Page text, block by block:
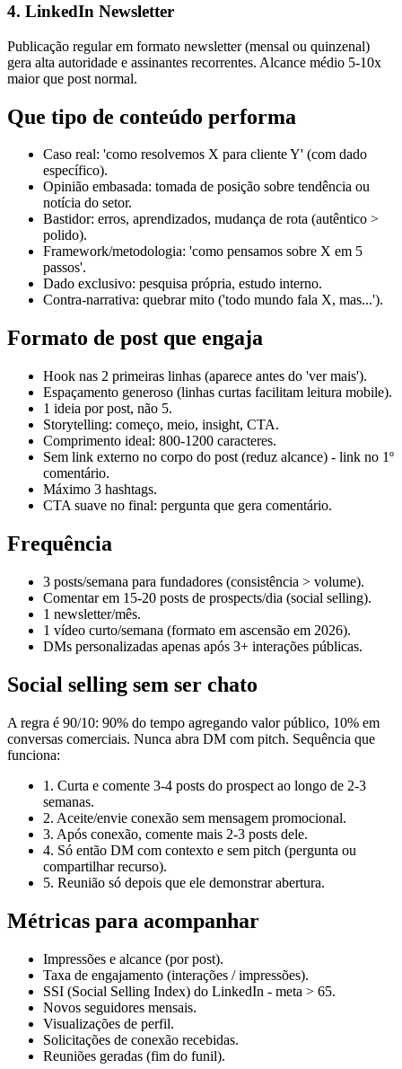
4. LinkedIn Newsletter
Publicação regular em formato newsletter (mensal ou quinzenal)
gera alta autoridade e assinantes recorrentes. Alcance médio 5-10x
maior que post normal.
Que tipo de conteúdo performa
Caso real: 'como resolvemos X para cliente Y' (com dado
específico).
Opinião embasada: tomada de posição sobre tendência ou
notícia do setor.
Bastidor: erros, aprendizados, mudança de rota (autêntico >
polido).
Framework/metodologia: 'como pensamos sobre X em 5
passos'.
Dado exclusivo: pesquisa própria, estudo interno.
Contra-narrativa: quebrar mito ('todo mundo fala X, mas...').
Formato de post que engaja
Hook nas 2 primeiras linhas (aparece antes do 'ver mais').
Espaçamento generoso (linhas curtas facilitam leitura mobile).
1 ideia por post, não 5.
Storytelling: começo, meio, insight, CTA.
Comprimento ideal: 800-1200 caracteres.
Sem link externo no corpo do post (reduz alcance) - link no 1º
comentário.
Máximo 3 hashtags.
CTA suave no final: pergunta que gera comentário.
Frequência
3 posts/semana para fundadores (consistência > volume).
Comentar em 15-20 posts de prospects/dia (social selling).
1 newsletter/mês.
1 vídeo curto/semana (formato em ascensão em 2026).
DMs personalizadas apenas após 3+ interações públicas.
Social selling sem ser chato
A regra é 90/10: 90% do tempo agregando valor público, 10% em
conversas comerciais. Nunca abra DM com pitch. Sequência que
funciona:
1. Curta e comente 3-4 posts do prospect ao longo de 2-3
semanas.
2. Aceite/envie conexão sem mensagem promocional.
3. Após conexão, comente mais 2-3 posts dele.
4. Só então DM com contexto e sem pitch (pergunta ou
compartilhar recurso).
5. Reunião só depois que ele demonstrar abertura.
Métricas para acompanhar
Impressões e alcance (por post).
Taxa de engajamento (interações / impressões).
SSI (Social Selling Index) do LinkedIn - meta > 65.
Novos seguidores mensais.
Visualizações de perfil.
Solicitações de conexão recebidas.
Reuniões geradas (fim do funil).